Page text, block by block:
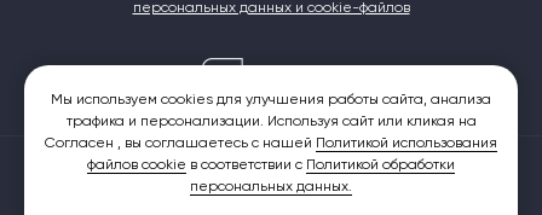
персональных данных и cookie-файлов
Saleads.pro - это партнерская CPA сеть с широким выбором
офферов, включающая в себя множество встроенных бесплатных
Мы используем cookies для улучшения работы сайта, анализа
трафика и персонализации. Используя сайт или кликая на
Согласен , вы соглашаетесь с нашей Политикой использования
файлов cookie в соответствии с Политикой обработки
персональных данных.